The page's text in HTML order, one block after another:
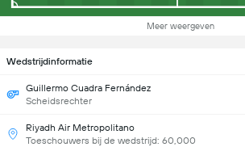
Meer weergeven
Wedstrijdinformatie
Guillermo Cuadra Fernández
Scheidsrechter
Riyadh Air Metropolitano
Toeschouwers bij de wedstrijd: 60,000